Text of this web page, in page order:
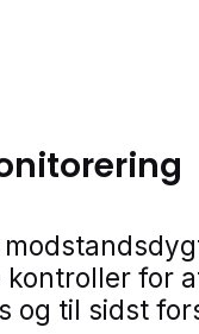
for
og til sidst